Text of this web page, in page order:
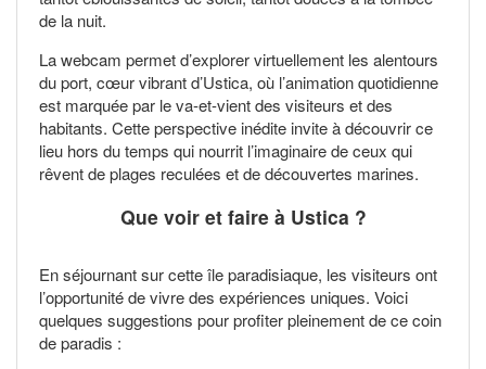
de la nuit.
La webcam permet d’explorer virtuellement les alentours
du port, cœur vibrant d’Ustica, où l’animation quotidienne
est marquée par le va-et-vient des visiteurs et des
habitants. Cette perspective inédite invite à découvrir ce
lieu hors du temps qui nourrit l’imaginaire de ceux qui
rêvent de plages reculées et de découvertes marines.
Que voir et faire à Ustica ?
En séjournant sur cette île paradisiaque, les visiteurs ont
l’opportunité de vivre des expériences uniques. Voici
quelques suggestions pour profiter pleinement de ce coin
de paradis :